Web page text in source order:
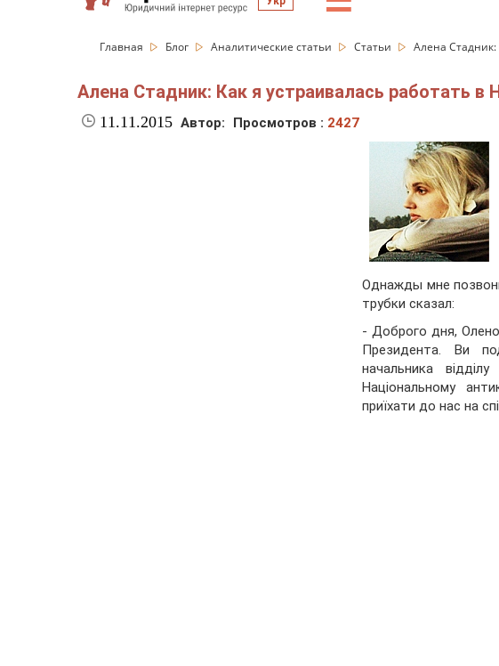
Главная Блог Аналитические статьи Статьи Алена
Алена Стадник: Как я устраивалась работать в
11.11.2015 Автор: Просмотров : 2427
Однажды мне
трубки сказал:
- Доброго дня, Олено
Президента. Ви
начальника
Національному
приїхати до нас на